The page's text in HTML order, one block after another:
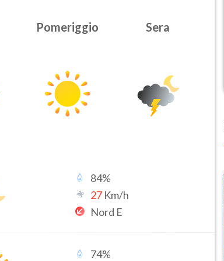
Pomeriggio Sera
84%
27 Km/h
Nord E
74%